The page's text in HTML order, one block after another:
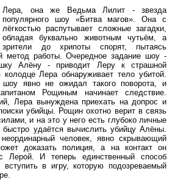
Лера, она же Ведьма Лилит - звезда
популярного шоу «Битва магов». Она с
лёгкостью распутывает сложные загадки,
обладая буквально животным чутьём, а
зрители до хрипоты спорят, пытаясь
метод работы. Очередное задание шоу -
Алёну - приводит Леру к страшной
Лера обнаруживает тело убитой.
шоу явно не ожидал такого поворота, и
Рощиным начинает следствие.
Лера вынуждена приехать на допрос и
убийцы. Рощин охотно верит в связь
и на это у него есть глубоко личные
удаётся вычислить убийцу Алёны.
человек, явно скрывающий
доказать полиция, а на контакт он
Лерой. И теперь единственный способ
в игру, которую подозреваемый